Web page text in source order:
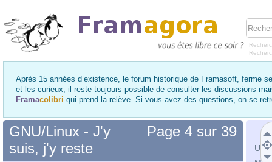
Après 15 années d’existence, le forum historique de Framasoft, ferme
et les curieux, il reste toujours possible de consulter les discussions
Framacolibri qui prend la relève. Si vous avez des questions, on se
Page 4 sur 39
GNU/Linux - J'y
suis, j'y reste